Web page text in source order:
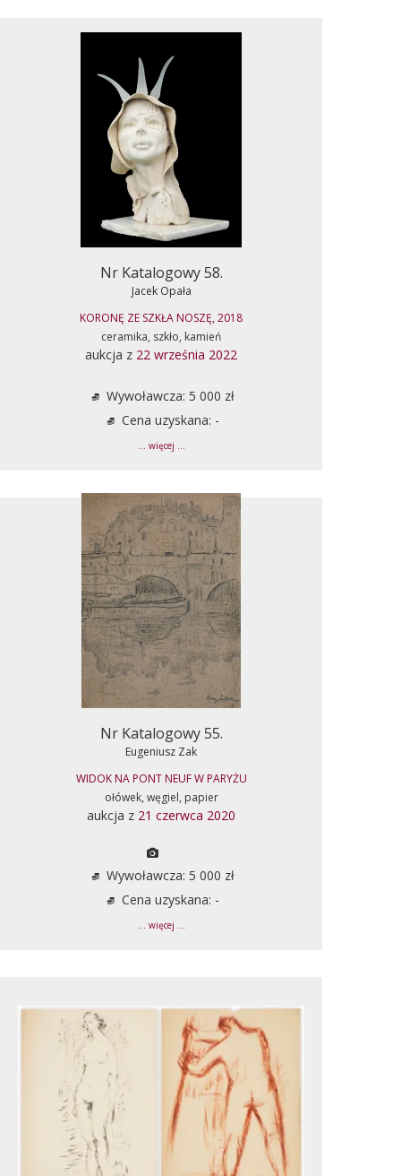
Nr Katalogowy 58.
Jacek Opała
KORONĘ ZE SZKŁA NOSZĘ, 2018
ceramika, szkło, kamień
aukcja z 22 września 2022
Wywoławcza: 5 000 zł
Cena uzyskana: -
... więcej ...
Nr Katalogowy 55.
Eugeniusz Zak
WIDOK NA PONT NEUF W PARYŻU
ołówek, węgiel, papier
aukcja z 21 czerwca 2020
Wywoławcza: 5 000 zł
Cena uzyskana: -
... więcej ...